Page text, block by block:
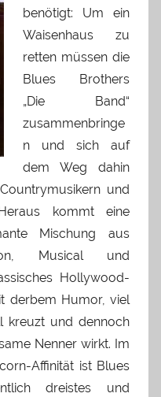
benötigt: Um ein
Waisenhaus zu
retten müssen die
Blues Brothers
„Die Band“
zusammenbringe
n und sich auf
dem Weg dahin
und
kommt eine
Mischung aus
Musical und
Hollywood-
derbem Humor, viel
kreuzt und dennoch
Nenner wirkt. Im
Affinität ist Blues
dreistes und